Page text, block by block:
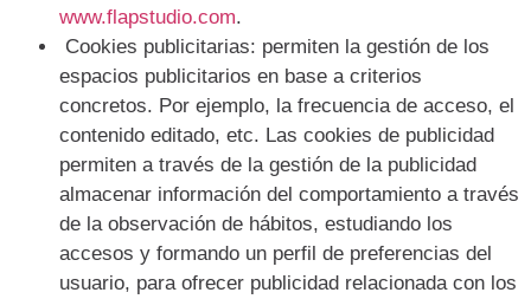
www.flapstudio.com.
Cookies publicitarias: permiten la gestión de los
espacios publicitarios en base a criterios
concretos. Por ejemplo, la frecuencia de acceso, el
contenido editado, etc. Las cookies de publicidad
permiten a través de la gestión de la publicidad
almacenar información del comportamiento a través
de la observación de hábitos, estudiando los
accesos y formando un perfil de preferencias del
usuario, para ofrecer publicidad relacionada con los